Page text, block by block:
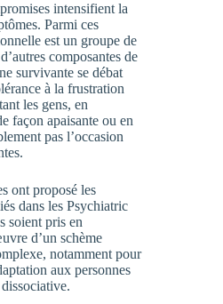
intensifient la
Parmi ces
est un groupe de
composantes de
survivante se débat
à la frustration
les gens, en
façon apaisante ou en
pas l’occasion
ont proposé les
dans les Psychiatric
soient pris en
d’un schème
notamment pour
aux personnes